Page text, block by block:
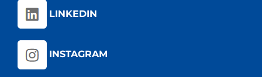
LINKEDIN
INSTAGRAM